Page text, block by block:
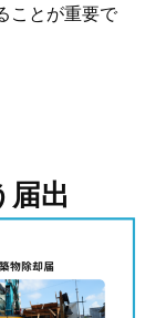
ことが重要で
届出